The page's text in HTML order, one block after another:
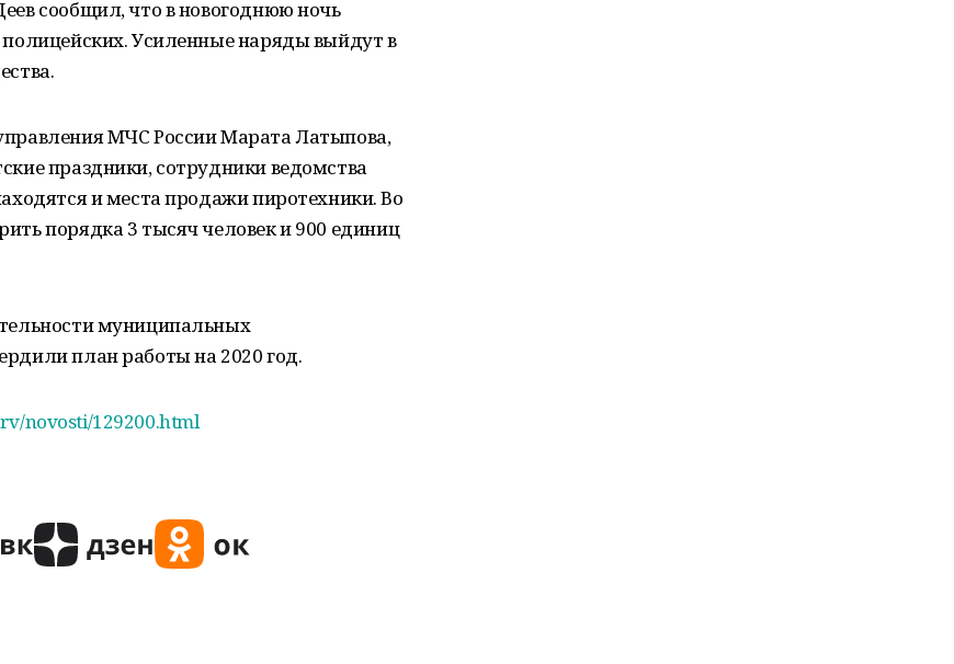
сообщил, что в новогоднюю ночь
Усиленные наряды выйдут в
МЧС России Марата Латыпова,
праздники, сотрудники ведомства
и места продажи пиротехники. Во
порядка 3 тысяч человек и 900 единиц
муниципальных
план работы на 2020 год.
novosti/129200.html